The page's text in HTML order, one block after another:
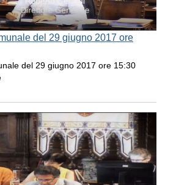
del 29 giugno 2017 ore
del 29 giugno 2017 ore 15:30